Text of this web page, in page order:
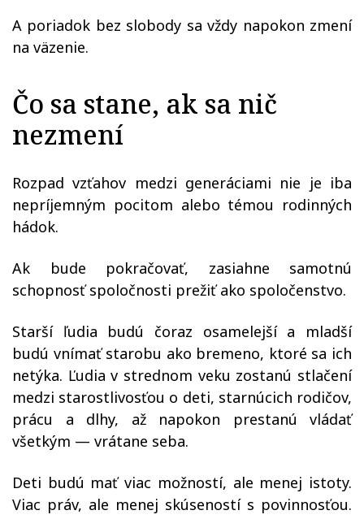
A poriadok bez slobody sa vždy napokon zmení
na väzenie.
Čo sa stane, ak sa nič
nezmení
Rozpad vzťahov medzi generáciami nie je iba
nepríjemným pocitom alebo témou rodinných
hádok.
Ak bude pokračovať, zasiahne samotnú
schopnosť spoločnosti prežiť ako spoločenstvo.
Starší ľudia budú čoraz osamelejší a mladší
budú vnímať starobu ako bremeno, ktoré sa ich
netýka. Ľudia v strednom veku zostanú stlačení
medzi starostlivosťou o deti, starnúcich rodičov,
prácu a dlhy, až napokon prestanú vládať
všetkým — vrátane seba.
Deti budú mať viac možností, ale menej istoty.
Viac práv, ale menej skúseností s povinnosťou.